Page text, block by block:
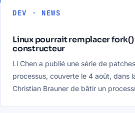
DEV · NEWS
Linux pourrait remplacer fork()
constructeur
Li Chen a publié une série de
processus, couverte le 4 août, dans
Christian Brauner de bâtir un